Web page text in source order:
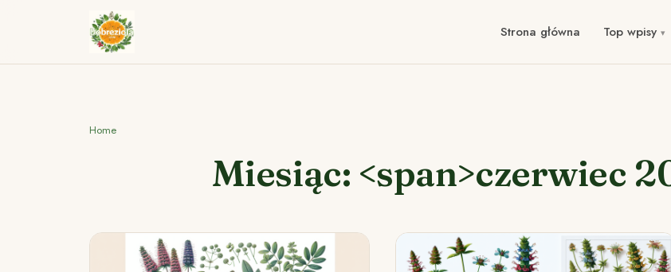
Strona główna Top wpisy
Home
Miesiąc: <span>czerwiec